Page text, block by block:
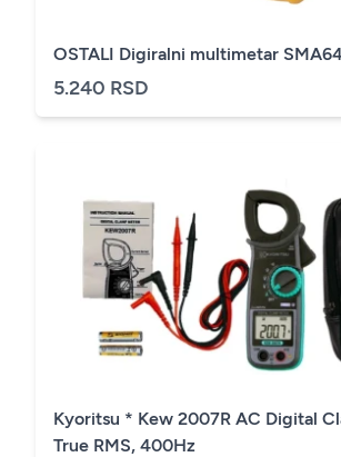
OSTALI Digiralni multimetar
5.240 RSD
Kyoritsu * Kew 2007R AC Digital
True RMS, 400Hz